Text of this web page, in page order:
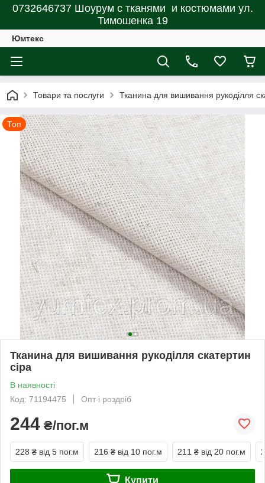
0732646737 Шоурум с тканями и костюмами ул.
Тимошенка 19
Юмтекс
Товари та послуги Тканина для вишивання рукоділля
Топ
Тканина для вишивання рукоділля скатертин
сіра
В наявності
Код: 71194475
Опт і роздріб
244 ₴/пог.м
228 ₴ від 5 пог.м 216 ₴ від 10 пог.м 211 ₴ від 20 пог.м
Купити